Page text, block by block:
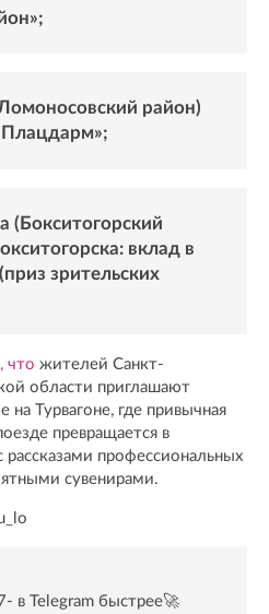
район)
(Бокситогорский
вклад в
зрительских
что жителей Санкт-
области приглашают
на Турвагоне, где привычная
превращается в
профессиональных
сувенирами.
в Telegram быстрее🚀